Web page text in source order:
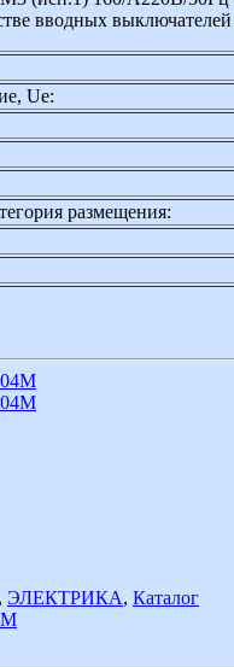
вводных
Ue:
размещения:
, ЭЛЕКТРИКА, Каталог